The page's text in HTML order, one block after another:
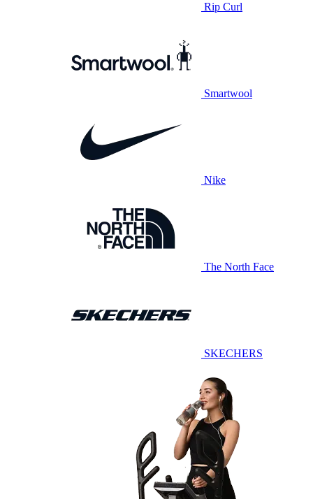
Rip Curl
Smartwool
Nike
The North Face
SKECHERS